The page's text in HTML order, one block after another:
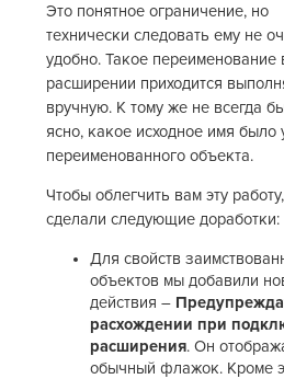
Это понятное ограничение, но
технически следовать ему не
удобно. Такое переименование
расширении приходится
вручную. К тому же не всегда
ясно, какое исходное имя было
переименованного объекта.
Чтобы облегчить вам эту
сделали следующие доработки:
Для свойств
объектов мы добавили
действия –
расхождении при
расширения. Он
обычный флажок. Кроме